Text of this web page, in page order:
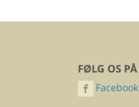
FØLG OS PÅ
Facebook